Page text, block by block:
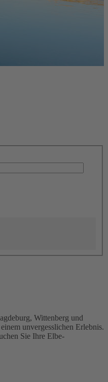
Wittenberg und
unvergesslichen Erlebnis.
Sie Ihre Elbe-